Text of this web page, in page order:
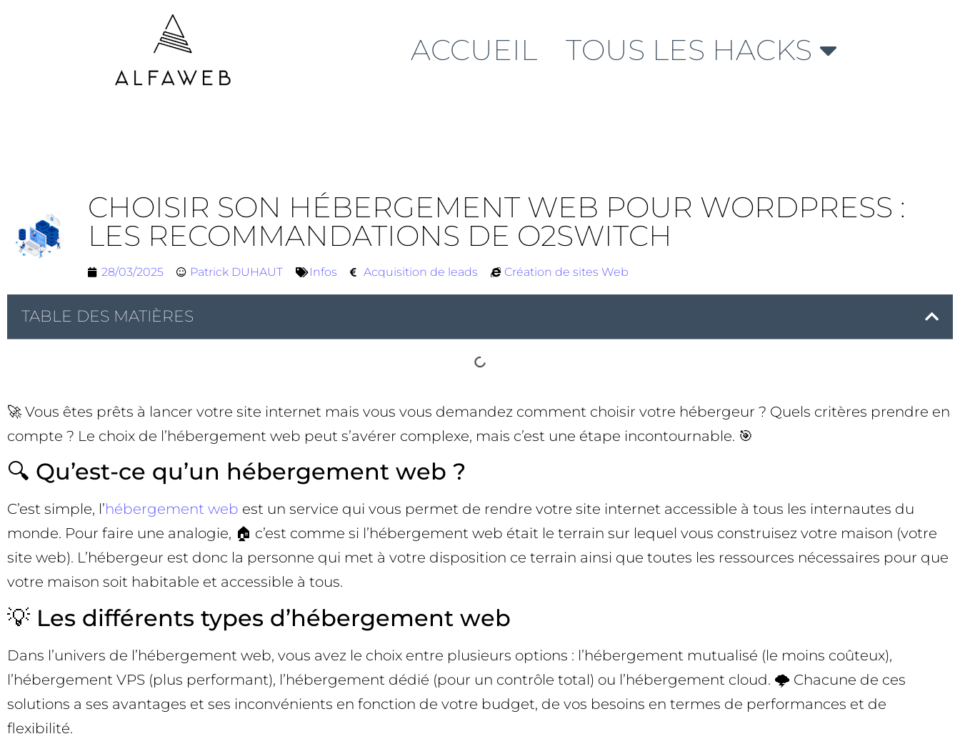
ACCUEIL TOUS LES HACKS
CHOISIR SON HÉBERGEMENT WEB POUR WORDPRESS :
LES RECOMMANDATIONS DE O2SWITCH
28/03/2025 Patrick DUHAUT Infos Acquisition de leads Création de sites Web
TABLE DES MATIÈRES
🚀 Vous êtes prêts à lancer votre site internet mais vous vous demandez comment choisir votre hébergeur ? Quels critères prendre en
compte ? Le choix de l’hébergement web peut s’avérer complexe, mais c’est une étape incontournable. 🎯
🔍 Qu’est-ce qu’un hébergement web ?
C’est simple, l’hébergement web est un service qui vous permet de rendre votre site internet accessible à tous les internautes du
monde. Pour faire une analogie, 🏠 c’est comme si l’hébergement web était le terrain sur lequel vous construisez votre maison (votre
site web). L’hébergeur est donc la personne qui met à votre disposition ce terrain ainsi que toutes les ressources nécessaires pour que
votre maison soit habitable et accessible à tous.
💡 Les différents types d’hébergement web
Dans l’univers de l’hébergement web, vous avez le choix entre plusieurs options : l’hébergement mutualisé (le moins coûteux),
l’hébergement VPS (plus performant), l’hébergement dédié (pour un contrôle total) ou l’hébergement cloud. 🌩️ Chacune de ces
solutions a ses avantages et ses inconvénients en fonction de votre budget, de vos besoins en termes de performances et de
flexibilité.